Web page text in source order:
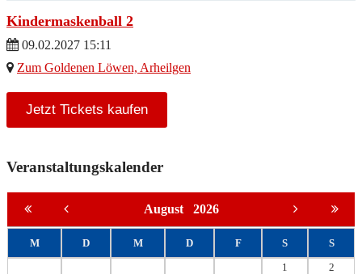
Kindermaskenball 2
09.02.2027 15:11
Zum Goldenen Löwen, Arheilgen
Jetzt Tickets kaufen
Veranstaltungskalender
August 2026
M D M D F S
S
1
2